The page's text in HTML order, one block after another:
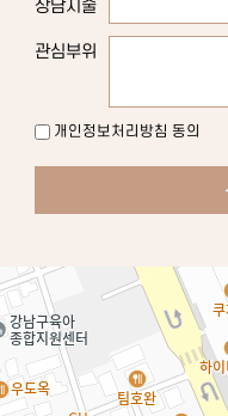
상담시술
관심부위
개인정보처리방침 동의